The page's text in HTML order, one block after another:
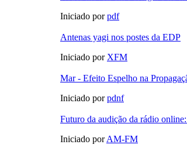
Iniciado porpdf
Antenas yagi nos postes da EDP
Iniciado por XFM
Mar - Efeito Espelho na
Iniciado porpdnf
Futuro da audição da rádio
Iniciado porAM-FM